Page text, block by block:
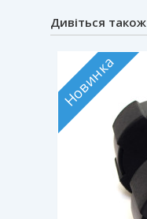
Дивіться також
Новинка